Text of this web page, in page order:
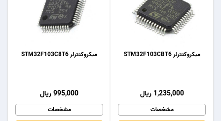
میکروکنترلر STM32F103C8T6
995,000 ریال
مشخصات
میکروکنترلر STM32F103CBT6
1,235,000 ریال
مشخصات